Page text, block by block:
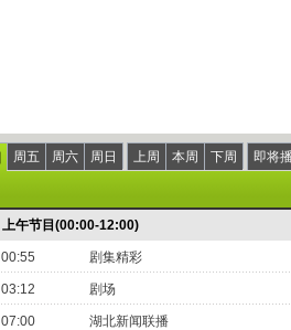
周五 周六 周日 上周 本周 下周
即将
上午节目(00:00-12:00)
00:55 剧集精彩
03:12 剧场
07:00 湖北新闻联播